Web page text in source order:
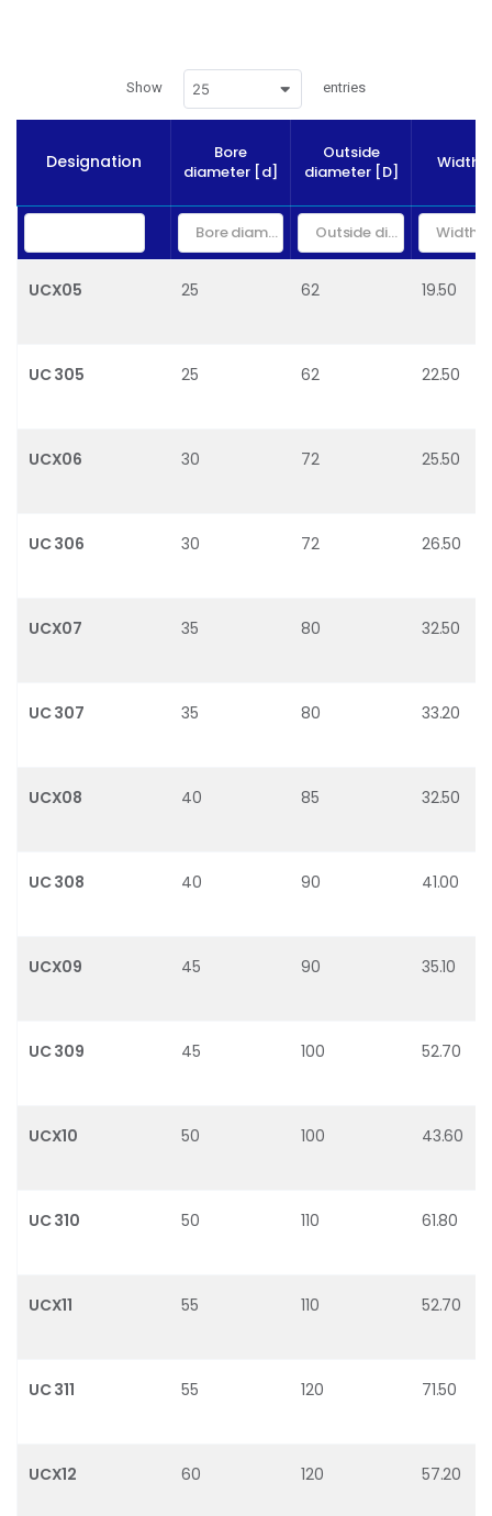
Show 25 entries
Designation
Bore
diameter [d]
Outside
diameter [D]
Width
UCX05 25 62 19.50
UC 305 25 62 22.50
UCX06 30 72 25.50
UC 306 30 72 26.50
UCX07 35 80 32.50
UC 307 35 80 33.20
UCX08 40 85 32.50
UC 308 40 90 41.00
UCX09 45 90 35.10
UC 309 45 100 52.70
UCX10 50 100 43.60
UC 310 50 110 61.80
UCX11 55 110 52.70
UC 311 55 120 71.50
UCX12 60 120 57.20